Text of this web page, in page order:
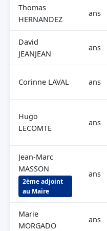
Thomas
HERNANDEZ
ans
David
JEANJEAN
ans
Corinne LAVAL ans
Hugo
LECOMTE
ans
Jean-Marc
MASSON
2ème adjoint
au Maire
ans
Marie
MORGADO
ans